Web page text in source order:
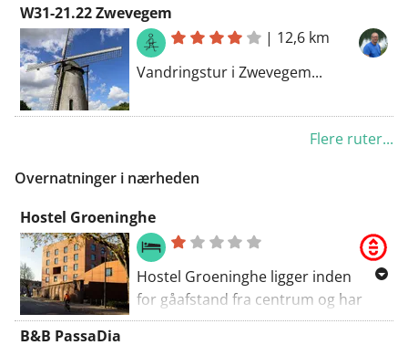
W31-21.22 Zwevegem
| 12,6 km
Vandringstur i Zwevegem...
Flere ruter...
Overnatninger i nærheden
Hostel Groeninghe
Hostel Groeninghe ligger inden
for gåafstand fra centrum og har
mærkerne 'Tilgængelighed' og
B&B PassaDia